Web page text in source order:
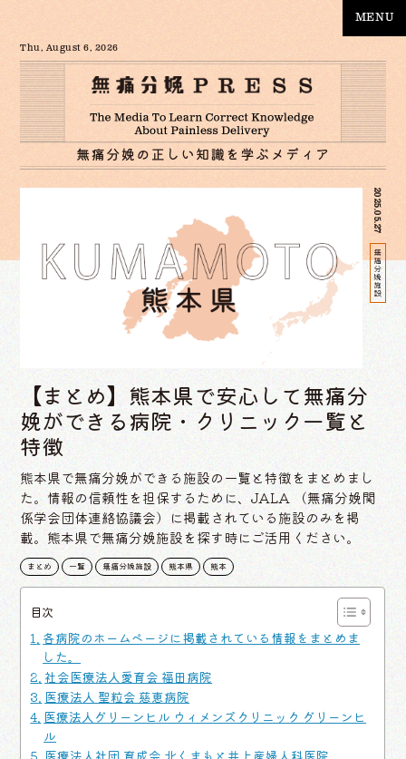
MENU
Thu, August 6, 2026
2025.05.27
無痛分娩施設
【まとめ】熊本県で安心して無痛分
娩ができる病院・クリニック一覧と
特徴
熊本県で無痛分娩ができる施設の一覧と特徴をまとめまし
た。情報の信頼性を担保するために、JALA （無痛分娩関
係学会団体連絡協議会）に掲載されている施設のみを掲
載。熊本県で無痛分娩施設を探す時にご活用ください。
まとめ 一覧 無痛分娩施設 熊本県 熊本
目次
各病院のホームページに掲載されている情報をまとめま
した。
社会医療法人愛育会 福田病院
医療法人 聖粒会 慈恵病院
医療法人グリーンヒル ウィメンズクリニック グリーンヒ
ル
医療法人社団 育成会 北くまもと井上産婦人科医院